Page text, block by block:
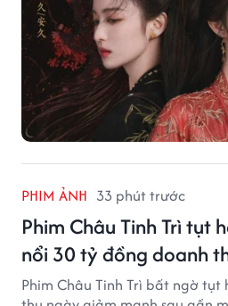
PHIM ẢNH 33 phút trước
Phim Châu Tinh Trì tụt
nổi 30 tỷ đồng doanh
Phim Châu Tinh Trì bất ngờ tụt